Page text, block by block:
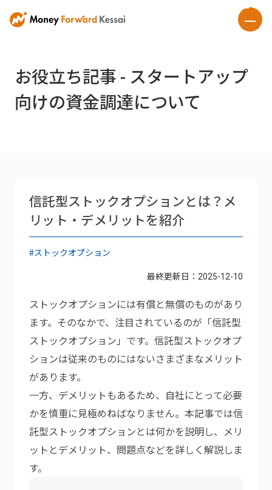
お役立ち記事 - スタートアップ
向けの資金調達について
信託型ストックオプションとは？メ
リット・デメリットを紹介
#ストックオプション
最終更新日： 2025-12-10
ストックオプションには有償と無償のものがあり
ます。そのなかで、注目されているのが「信託型
ストックオプション」です。信託型ストックオプ
ションは従来のものにはないさまざまなメリット
があります。
一方、デメリットもあるため、自社にとって必要
かを慎重に見極めねばなりません。本記事では信
託型ストックオプションとは何かを説明し、メリ
ットとデメリット、問題点などを詳しく解説しま
す。